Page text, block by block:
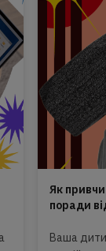
Як
поради
Ваша